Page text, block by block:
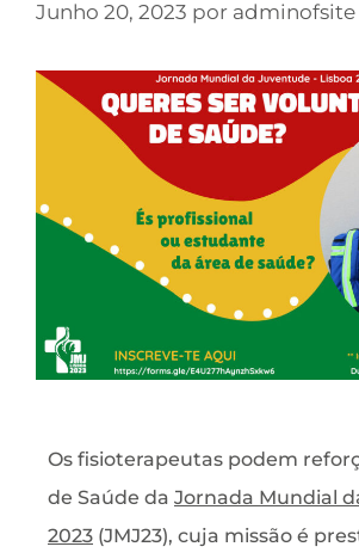
Junho 20, 2023 por adminofsite
Os fisioterapeutas podem
de Saúde da Jornada Mundial
2023 (JMJ23), cuja missão é